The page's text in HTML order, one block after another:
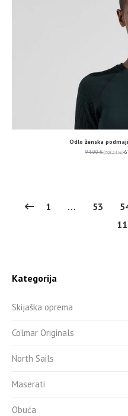
Odlo ženska
94.00€ (708.24 kn)
1 … 53
Kategorija
Skijaška oprema
Colmar Originals
North Sails
Maserati
Obuća